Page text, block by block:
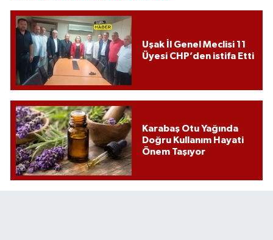
Uşak İl Genel Meclisi 11
Üyesi CHP’den istifa Etti
Karabaş Otu Yağında
Doğru Kullanım Hayati
Önem Taşıyor